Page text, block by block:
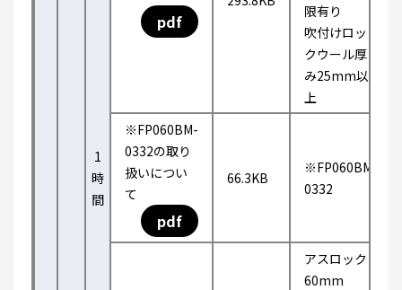
1
時
間
pdf
限有り
吹付けロッ
クウール厚
み25mm以
上
※FP060BM-
0332の取り
扱いについ
て
pdf
66.3KB
※FP060BM-
0332
アスロック
60mm